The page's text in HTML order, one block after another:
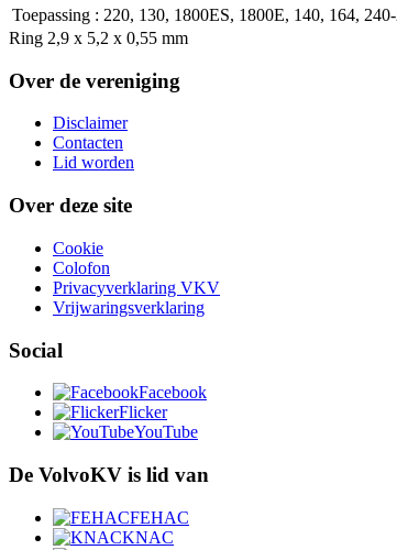
Toepassing : 220, 130, 1800ES, 1800E, 140, 164,
Ring 2,9 x 5,2 x 0,55 mm
Over de vereniging
Disclaimer
Contacten
Lid worden
Over deze site
Cookie
Colofon
Privacyverklaring VKV
Vrijwaringsverklaring
Social
Facebook
Flicker
YouTube
De VolvoKV is lid van
FEHAC
KNAC